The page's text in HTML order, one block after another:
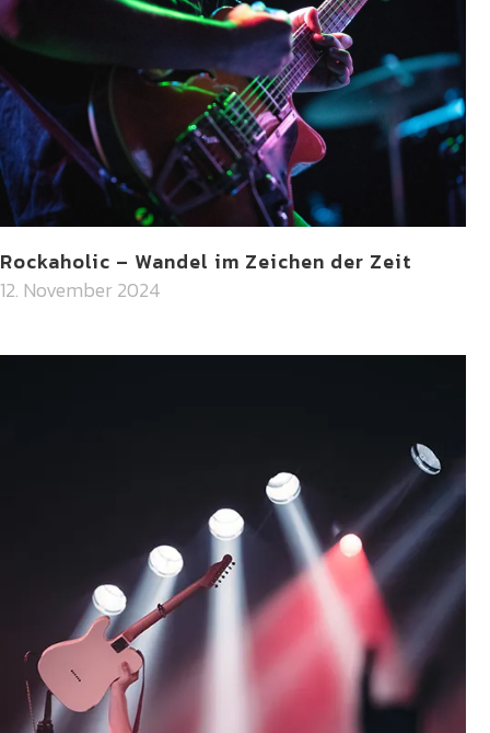
Rockaholic – Wandel im Zeichen der Zeit
12. November 2024